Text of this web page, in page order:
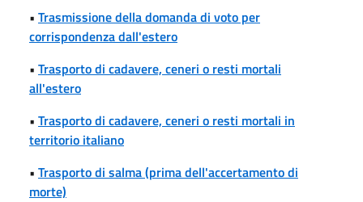
• Trasmissione della domanda di voto per
corrispondenza dall'estero
• Trasporto di cadavere, ceneri o resti mortali
all'estero
• Trasporto di cadavere, ceneri o resti mortali in
territorio italiano
• Trasporto di salma (prima dell'accertamento di
morte)